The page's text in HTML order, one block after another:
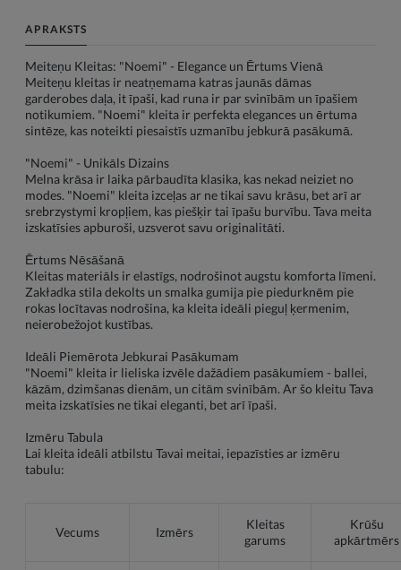
APRAKSTS
Meiteņu Kleitas: "Noemi" - Elegance un Ērtums Vienā
Meiteņu kleitas ir neatņemama katras jaunās dāmas
garderobes daļa, it īpaši, kad runa ir par svinībām un īpašiem
notikumiem. "Noemi" kleita ir perfekta elegances un ērtuma
sintēze, kas noteikti piesaistīs uzmanību jebkurā pasākumā.
"Noemi" - Unikāls Dizains
Melna krāsa ir laika pārbaudīta klasika, kas nekad neiziet no
modes. "Noemi" kleita izceļas ar ne tikai savu krāsu, bet arī ar
srebrzystymi kropļiem, kas piešķir tai īpašu burvību. Tava meita
izskatīsies apburoši, uzsverot savu originalitāti.
Ērtums Nēsāšanā
Kleitas materiāls ir elastīgs, nodrošinot augstu komforta līmeni.
Zakładka stila dekolts un smalka gumija pie piedurknēm pie
rokas locītavas nodrošina, ka kleita ideāli pieguļ ķermenim,
neierobežojot kustības.
Ideāli Piemērota Jebkurai Pasākumam
"Noemi" kleita ir lieliska izvēle dažādiem pasākumiem - ballei,
kāzām, dzimšanas dienām, un citām svinībām. Ar šo kleitu Tava
meita izskatīsies ne tikai eleganti, bet arī īpaši.
Izmēru Tabula
Lai kleita ideāli atbilstu Tavai meitai, iepazīsties ar izmēru
tabulu:
Vecums Izmērs
Kleitas
garums
Krūšu
apkārtmērs